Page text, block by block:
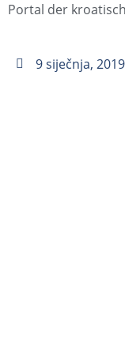
Portal der
9 siječnja, 2019